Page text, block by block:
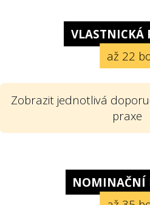
VLASTNICKÁ
až 22
Zobrazit jednotlivá
praxe
politiku?
rozumíme v
NOMINAČNÍ